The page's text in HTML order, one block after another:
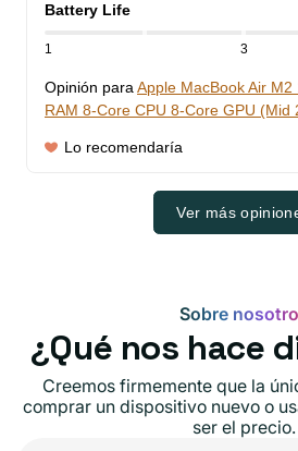
Battery Life
1 3
Opinión para Apple MacBook Air
RAM 8-Core CPU 8-Core GPU (Mid
Lo recomendaría
Ver más
Sobre
¿Qué nos hace
Creemos firmemente que la
comprar un dispositivo nuevo o
ser el precio.